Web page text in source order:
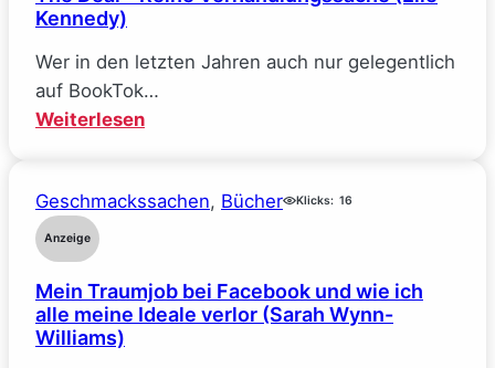
Kennedy)
Wer in den letzten Jahren auch nur gelegentlich
auf BookTok…
Weiterlesen:
–
(Elle
Kennedy)
Geschmackssachen, Bücher Klicks: 16
Anzeige
Mein Traumjob bei Facebook und wie ich
alle meine Ideale verlor (Sarah Wynn-
Williams)